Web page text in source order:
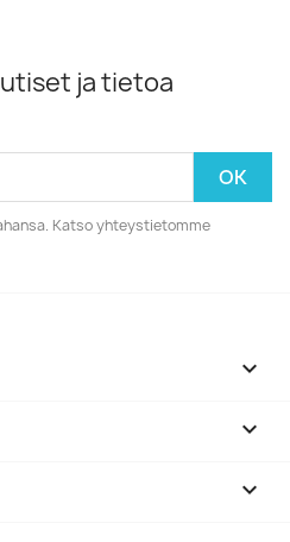
ja tietoa
Katso yhteystietomme


